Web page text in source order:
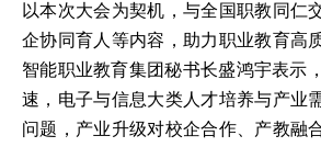
以本次大会为契机，与全国职教同仁
企协同育人等内容，助力职业教育高
智能职业教育集团秘书长盛鸿宇表示
速，电子与信息大类人才培养与产业
问题，产业升级对校企合作、产教融